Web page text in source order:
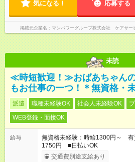
気になる！ 応募する
掲載元企業名 マンパワーグループ株式会社 ケアサー
未読
≪時短歓迎！≫おばあちゃん
もお仕事の一つ！＊無資格・
派遣 職種未経験OK 社会人未経験OK
WEB登録・面接OK
給与
無資格未経験：時給1300円～ 有
1750円 ■日払いOK
交通費別途支給あり